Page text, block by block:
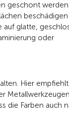
geschont
auf glatte,
oder
Hier
die Farben auch